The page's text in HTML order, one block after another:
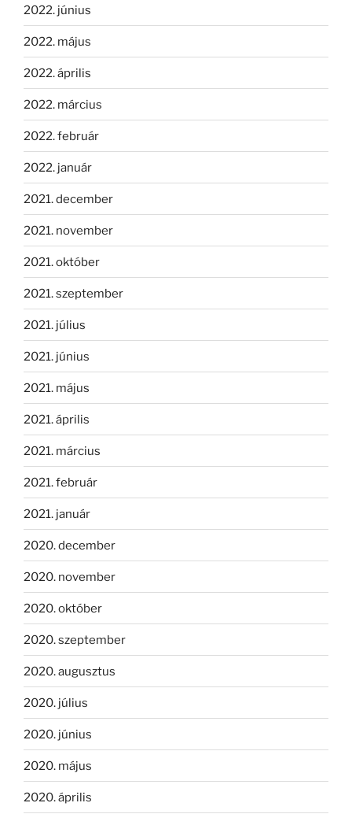
2022. június
2022. május
2022. április
2022. március
2022. február
2022. január
2021. december
2021. november
2021. október
2021. szeptember
2021. július
2021. június
2021. május
2021. április
2021. március
2021. február
2021. január
2020. december
2020. november
2020. október
2020. szeptember
2020. augusztus
2020. július
2020. június
2020. május
2020. április